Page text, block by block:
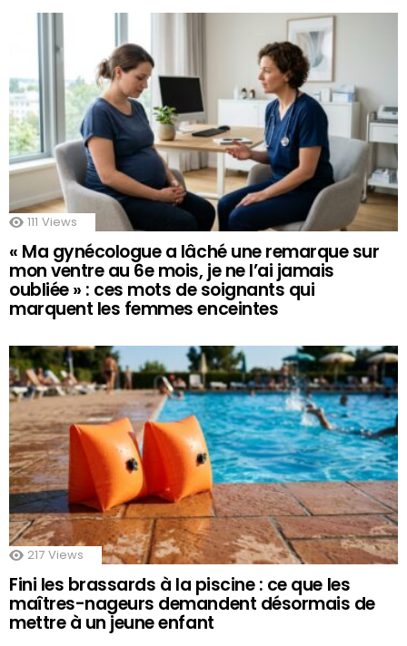
111 Views
« Ma gynécologue a lâché une remarque sur
mon ventre au 6e mois, je ne l’ai jamais
oubliée » : ces mots de soignants qui
marquent les femmes enceintes
217 Views
Fini les brassards à la piscine : ce que les
maîtres-nageurs demandent désormais de
mettre à un jeune enfant